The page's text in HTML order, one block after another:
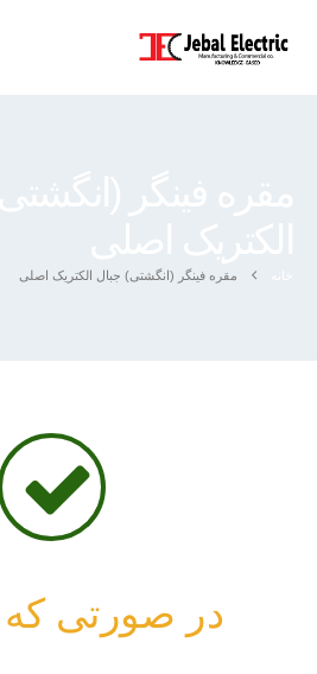
مقره فینگر (انگشتی) جبال الکتریک اصلی
در صورتی